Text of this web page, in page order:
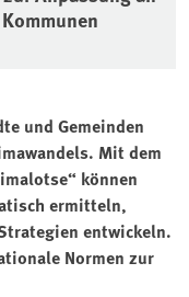
und Gemeinden
Mit dem
können
ermitteln,
entwickeln.
Normen zur